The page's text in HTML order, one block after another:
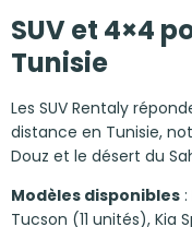
SUV et 4×4
Tunisie
Les SUV Rentaly
distance en Tunisie,
Douz et le désert du
Modèles disponibles
Tucson (11 unités),